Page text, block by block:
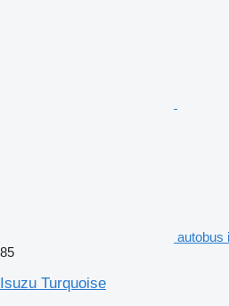
autobus
85
Isuzu Turquoise